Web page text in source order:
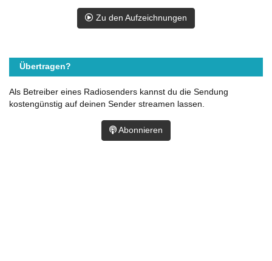
Zu den Aufzeichnungen
Übertragen?
Als Betreiber eines Radiosenders kannst du die Sendung
kostengünstig auf deinen Sender streamen lassen.
Abonnieren